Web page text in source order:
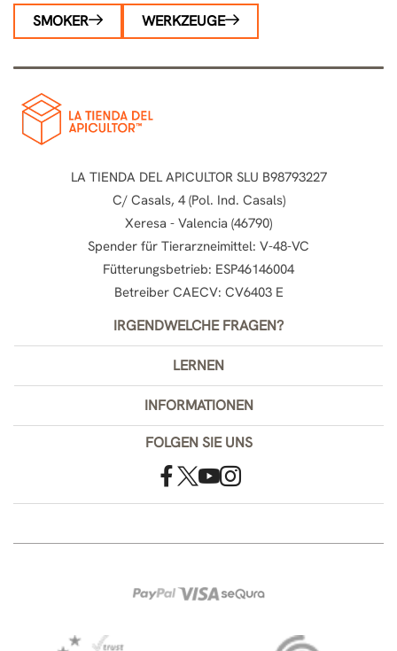
SMOKER WERKZEUGE
LA TIENDA DEL APICULTOR SLU B98793227
C/ Casals, 4 (Pol. Ind. Casals)
Xeresa - Valencia (46790)
Spender für Tierarzneimittel: V-48-VC
Fütterungsbetrieb: ESP46146004
Betreiber CAECV: CV6403 E
IRGENDWELCHE FRAGEN?
LERNEN
INFORMATIONEN
FOLGEN SIE UNS